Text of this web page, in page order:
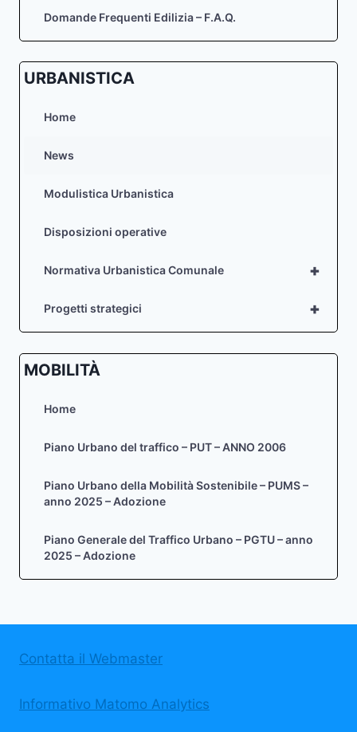
Domande Frequenti Edilizia – F.A.Q.
URBANISTICA
Home
News
Modulistica Urbanistica
Disposizioni operative
+
Normativa Urbanistica Comunale
+
Progetti strategici
MOBILITÀ
Home
Piano Urbano del traffico – PUT – ANNO 2006
Piano Urbano della Mobilità Sostenibile – PUMS –
anno 2025 – Adozione
Piano Generale del Traffico Urbano – PGTU – anno
2025 – Adozione
Contatta il Webmaster
Informativo Matomo Analytics